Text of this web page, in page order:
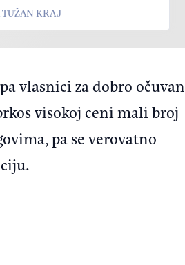
TUŽAN KRAJ
vlasnici za dobro očuvan
visokoj ceni mali broj
pa se verovatno